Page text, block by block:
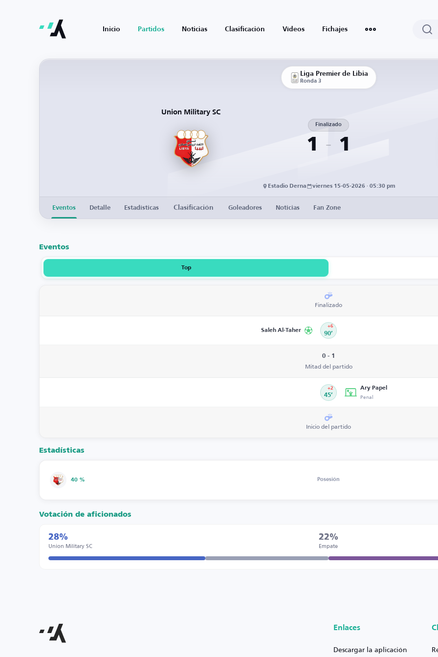
Inicio Partidos Noticias Clasificación Vídeos Fichajes
Liga Premier de Libia
Ronda 3
Union Military SC
1
Finalizado
1
Estadio Derna viernes 15-05-2026 · 05:30 pm
Eventos Detalle Estadísticas Clasificación Goleadores Noticias Fan Zone
Eventos
Top
Finalizado
Saleh Al-Taher 90’
+6
0 - 1
Mitad del partido
45’
+2 Ary Papel
Penal
Inicio del partido
Estadísticas
40 % Posesión
Votación de aficionados
28%
Union Military SC
22%
Empate
Enlaces
Descargar la aplicación